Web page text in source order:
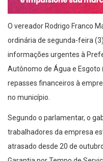
O vereador Rodrigo Franco
ordinária de segunda-feira
informações urgentes à
Autônomo de Água e Esgoto
repasses financeiros à
no município.
Segundo o parlamentar, o
trabalhadores da empresa
atrasado desde 20 de